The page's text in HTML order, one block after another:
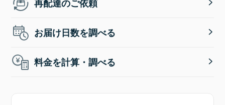
再配達のご依頼
お届け日数を調べる
料金を計算・調べる